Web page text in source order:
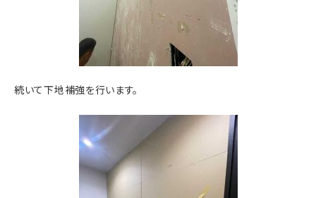
続いて下地補強を行います。